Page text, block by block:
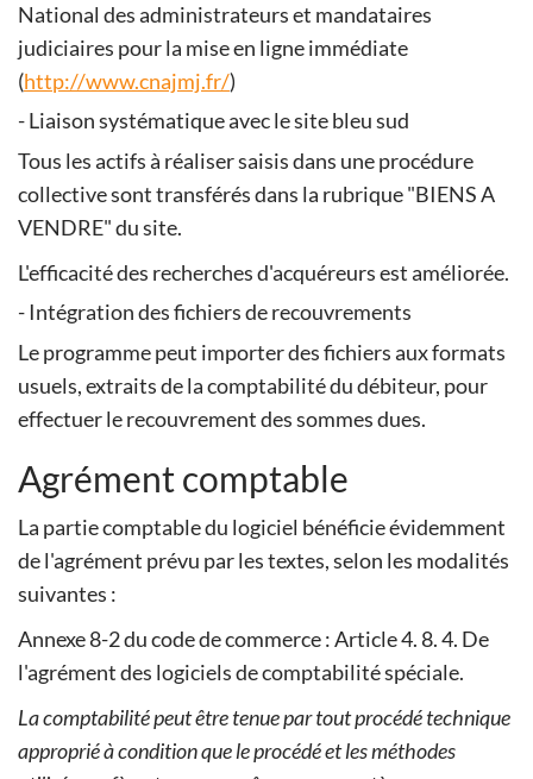
National des administrateurs et mandataires
judiciaires pour la mise en ligne immédiate
(http://www.cnajmj.fr/)
- Liaison systématique avec le site bleu sud
Tous les actifs à réaliser saisis dans une procédure
collective sont transférés dans la rubrique "BIENS A
VENDRE" du site.
L'efficacité des recherches d'acquéreurs est améliorée.
- Intégration des fichiers de recouvrements
Le programme peut importer des fichiers aux formats
usuels, extraits de la comptabilité du débiteur, pour
effectuer le recouvrement des sommes dues.
Agrément comptable
La partie comptable du logiciel bénéficie évidemment
de l'agrément prévu par les textes, selon les modalités
suivantes :
Annexe 8-2 du code de commerce : Article 4. 8. 4. De
l'agrément des logiciels de comptabilité spéciale.
La comptabilité peut être tenue par tout procédé technique
approprié à condition que le procédé et les méthodes